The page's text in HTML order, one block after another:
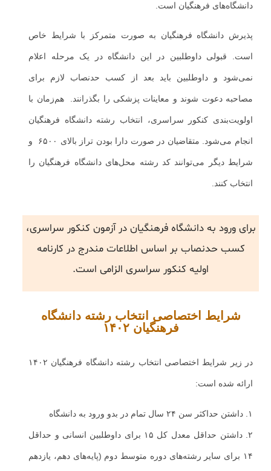
دانشگاه‌های فرهنگیان است.
پذیرش دانشگاه فرهنگیان به صورت متمرکز با شرایط خاص
است. قبولی داوطلبین در این دانشگاه در یک مرحله اعلام
نمی‌شود و داوطلبین باید بعد از کسب حدنصاب لازم برای
مصاحبه دعوت شوند و معاینات پزشکی را بگذرانند. هم‌زمان با
اولویت‌بندی کنکور سراسری، انتخاب رشته دانشگاه فرهنگیان
انجام می‌شود. متقاضیان در صورت دارا بودن تراز بالای ۶۵۰۰ و
شرایط دیگر می‌توانند کد رشته محل‌های دانشگاه فرهنگیان را
انتخاب کنند.
برای ورود به دانشگاه فرهنگیان در آزمون کنکور سراسری،
کسب حدنصاب بر اساس اطلاعات مندرج در کارنامه
اولیه کنکور سراسری الزامی است.
شرایط اختصاصی انتخاب رشته دانشگاه
فرهنگیان ۱۴۰۲
در زیر شرایط اختصاصی انتخاب رشته دانشگاه فرهنگیان ۱۴۰۲
ارائه شده است:
۱. داشتن حداکثر سن ۲۴ سال تمام در بدو ورود به دانشگاه
۲. داشتن حداقل معدل کل ۱۵ برای داوطلبین انسانی و حداقل
۱۴ برای سایر رشته‌های دوره متوسط دوم (پایه‌های دهم، یازدهم